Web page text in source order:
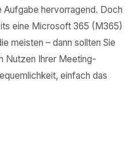
Aufgabe hervorragend. Doch
eine Microsoft 365 (M365)
meisten – dann sollten Sie
Nutzen Ihrer Meeting-
einfach das